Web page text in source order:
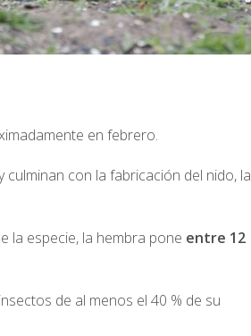
en febrero.
con la fabricación del nido, la
la especie, la hembra pone entre 12
de al menos el 40 % de su